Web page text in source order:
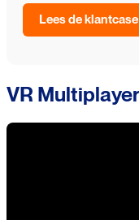
Lees de
VR